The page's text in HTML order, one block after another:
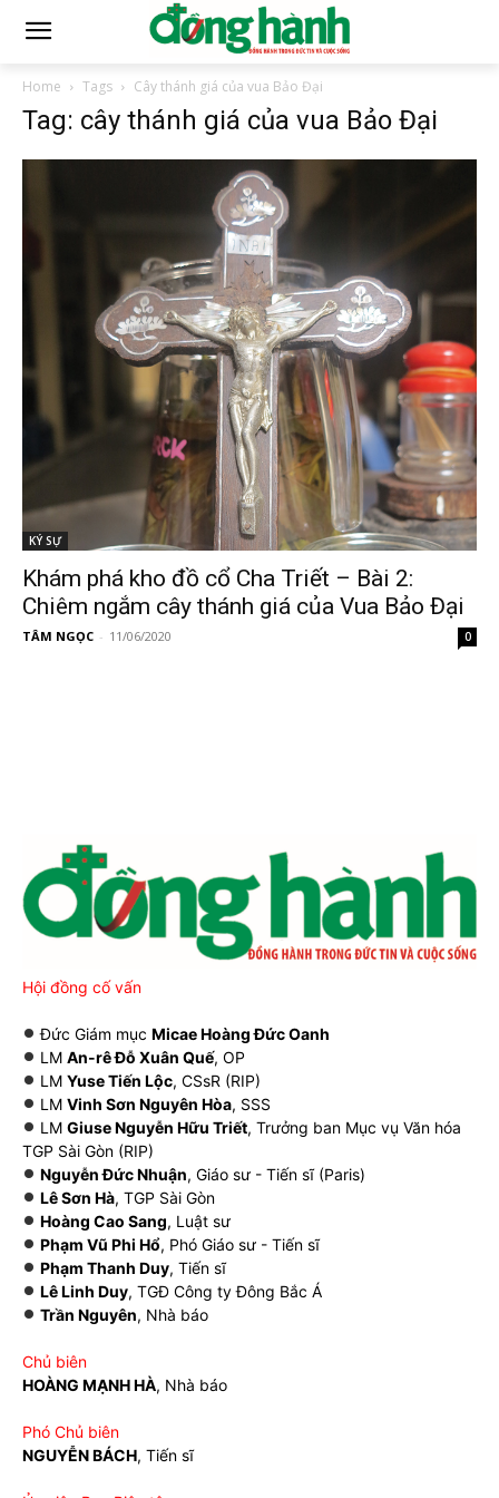
Home Tags Cây thánh giá của vua Bảo Đại
Tag: cây thánh giá của vua Bảo Đại
KÝ SỰ
Khám phá kho đồ cổ Cha Triết – Bài 2:
Chiêm ngắm cây thánh giá của Vua Bảo Đại
TÂM NGỌC - 11/06/2020 0
Hội đồng cố vấn
Đức Giám mục Micae Hoàng Đức Oanh
LM An-rê Đỗ Xuân Quế, OP
LM Yuse Tiến Lộc, CSsR (RIP)
LM Vinh Sơn Nguyên Hòa, SSS
LM Giuse Nguyễn Hữu Triết, Trưởng ban Mục vụ Văn hóa
TGP Sài Gòn (RIP)
Nguyễn Đức Nhuận, Giáo sư - Tiến sĩ (Paris)
Lê Sơn Hà, TGP Sài Gòn
Hoàng Cao Sang, Luật sư
Phạm Vũ Phi Hổ, Phó Giáo sư - Tiến sĩ
Phạm Thanh Duy, Tiến sĩ
Lê Linh Duy, TGĐ Công ty Đông Bắc Á
Trần Nguyên, Nhà báo
Chủ biên
HOÀNG MẠNH HÀ, Nhà báo
Phó Chủ biên
NGUYỄN BÁCH, Tiến sĩ